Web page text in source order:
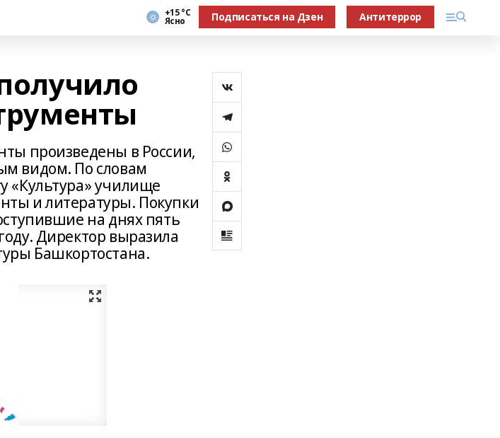
+15 °С
Ясно Подписаться на Дзен Антитеррор
произведены в России,
видом. По словам
«Культура» училище
и литературы. Покупки
на днях пять
Директор выразила
Башкортостана.